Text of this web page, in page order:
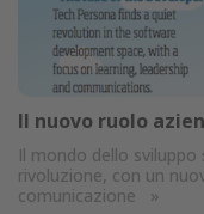
Il nuovo ruolo
Il mondo dello
rivoluzione, con un
comunicazione
»